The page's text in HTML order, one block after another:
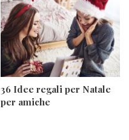
36 Idee regali per Natale
per amiche